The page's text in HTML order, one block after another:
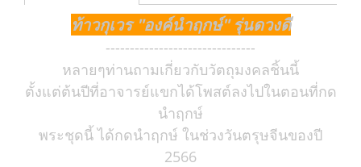
ท้าวกุเวร "องค์นำฤกษ์" รุ่นดวงดี
-------------------------------
หลายๆท่านถามเกี่ยวกับวัตถุมงคลชิ้นนี้
ตั้งแต่ต้นปีที่อาจารย์แขกได้โพสต์ลงไปในตอนที่กด
นำฤกษ์
พระชุดนี้ ได้กดนำฤกษ์ ในช่วงวันตรุษจีนของปี
2566